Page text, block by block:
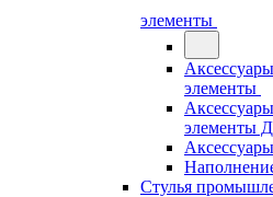
элементы
элементы
элементы
Стулья